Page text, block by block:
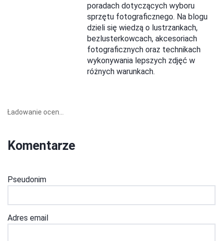
poradach dotyczących wyboru
sprzętu fotograficznego. Na blogu
dzieli się wiedzą o lustrzankach,
bezlusterkowcach, akcesoriach
fotograficznych oraz technikach
wykonywania lepszych zdjęć w
różnych warunkach.
Ładowanie ocen...
Komentarze
Pseudonim
Adres email